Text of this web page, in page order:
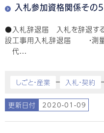
入札参加資格関係その5
●入札辞退届 入札を辞退す
設工事用入札辞退届 ・測
代...
しごと・産業 入札・契約
更新日付 2020-01-09